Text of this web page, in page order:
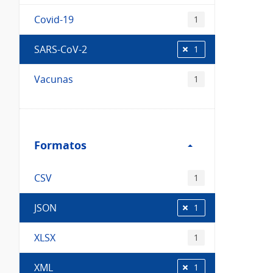
Covid-19 1
SARS-CoV-2 1
Vacunas 1
Formatos
Formatos
CSV 1
JSON 1
XLSX 1
XML 1